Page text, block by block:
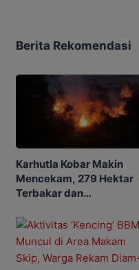
Berita Rekomendasi
Karhutla Kobar Makin
Mencekam, 279 Hektar
Terbakar dan
Terganggu